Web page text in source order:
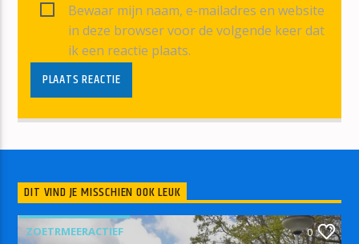
Bewaar mijn naam, e-mailadres en website
in deze browser voor de volgende keer dat
ik een reactie plaats.
DIT VIND JE MISSCHIEN OOK LEUK
ZOETRMEERACTIEF 0